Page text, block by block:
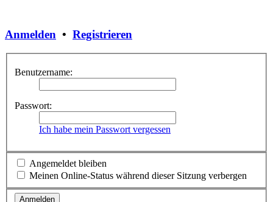
Anmelden • Registrieren
Benutzername:
Passwort:
Ich habe mein Passwort vergessen
Angemeldet bleiben
Meinen Online-Status während dieser Sitzung verbergen